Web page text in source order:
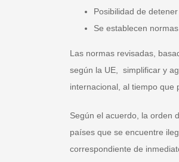
Posibilidad de
Se establecen
Las normas revisadas,
según la UE, simplificar y
internacional, al tiempo que
Según el acuerdo, la orden
países que se encuentre
correspondiente de